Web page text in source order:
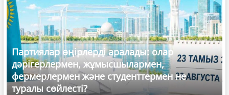
Партиялар өңірлерді аралады: олар
дәрігерлермен, жұмысшылармен,
фермерлермен және студенттермен не
туралы сөйлесті?